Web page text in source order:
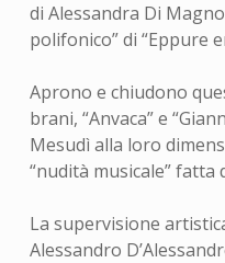
di Alessandra Di
polifonico” di “Eppure
Aprono e chiudono
brani, “Anvaca” e
Mesudì alla loro
“nudità musicale” fatta
La supervisione
Alessandro